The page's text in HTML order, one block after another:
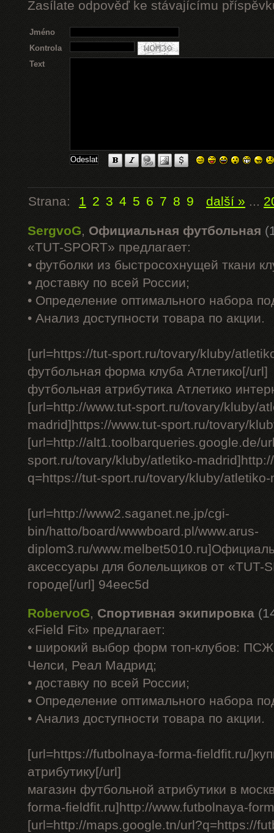
Zasílate odpověď ke stávajícímu
Jméno
Kontrola
Text
Strana: 1 2 3 4 5 6 7 8 9 další » ...
SergvoG, Официальная футбольная
«TUT-SPORT» предлагает:
• футболки из быстросохнущей ткани
• доставку по всей России;
• Определение оптимального набора
• Анализ доступности товара по акции.
[url=https://tut-sport.ru/tovary/kluby/
футбольная форма клуба Атлетико[/url]
футбольная атрибутика Атлетико
[url=http://www.tut-sport.ru/tovary/kluby/
madrid]https://www.tut-sport.ru/tovary/
[url=http://alt1.toolbarqueries.google.de/
sport.ru/tovary/kluby/atletiko-
q=https://tut-sport.ru/tovary/kluby/
[url=http://www2.saganet.ne.jp/cgi-
bin/hatto/board/wwwboard.pl/www.arus-
diplom3.ru/
аксессуары для болельщиков от «TUT-
городе[/url] 94eec5d
RobervoG, Спортивная экипировка
«Field Fit» предлагает:
• широкий выбор форм топ-клубов:
Челси, Реал Мадрид;
• доставку по всей России;
• Определение оптимального набора
• Анализ доступности товара по акции.
[url=https://futbolnaya-forma-fieldfit.ru/
атрибутику[/url]
магазин футбольной атрибутики в
forma-fieldfit.ru]http://www.futbolnaya-
[url=http://maps.google.tn/url?q=https://